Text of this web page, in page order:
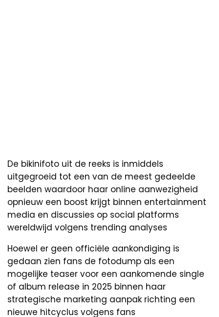
De bikinifoto uit de reeks is inmiddels
uitgegroeid tot een van de meest gedeelde
beelden waardoor haar online aanwezigheid
opnieuw een boost krijgt binnen entertainment
media en discussies op social platforms
wereldwijd volgens trending analyses
Hoewel er geen officiële aankondiging is
gedaan zien fans de fotodump als een
mogelijke teaser voor een aankomende single
of album release in 2025 binnen haar
strategische marketing aanpak richting een
nieuwe hitcyclus volgens fans